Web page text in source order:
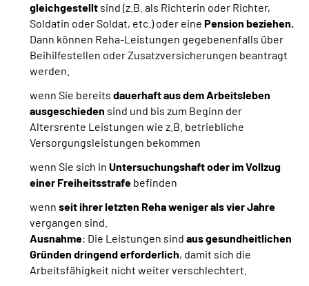
gleichgestellt sind (z.B. als Richterin oder Richter,
Soldatin oder Soldat, etc.) oder eine Pension beziehen.
Dann können Reha-Leistungen gegebenenfalls über
Beihilfestellen oder Zusatzversicherungen beantragt
werden.
wenn Sie bereits dauerhaft aus dem Arbeitsleben
ausgeschieden sind und bis zum Beginn der
Altersrente Leistungen wie z.B. betriebliche
Versorgungsleistungen bekommen
wenn Sie sich in Untersuchungshaft oder im Vollzug
einer Freiheitsstrafe befinden
wenn seit ihrer letzten Reha weniger als vier Jahre
vergangen sind.
Ausnahme: Die Leistungen sind aus gesundheitlichen
Gründen dringend erforderlich, damit sich die
Arbeitsfähigkeit nicht weiter verschlechtert.